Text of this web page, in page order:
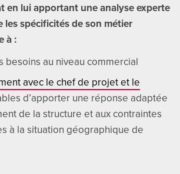
en lui apportant une analyse experte
les spécificités de son métier
à :
besoins au niveau commercial
avec le chef de projet et le
d’apporter une réponse adaptée
de la structure et aux contraintes
à la situation géographique de